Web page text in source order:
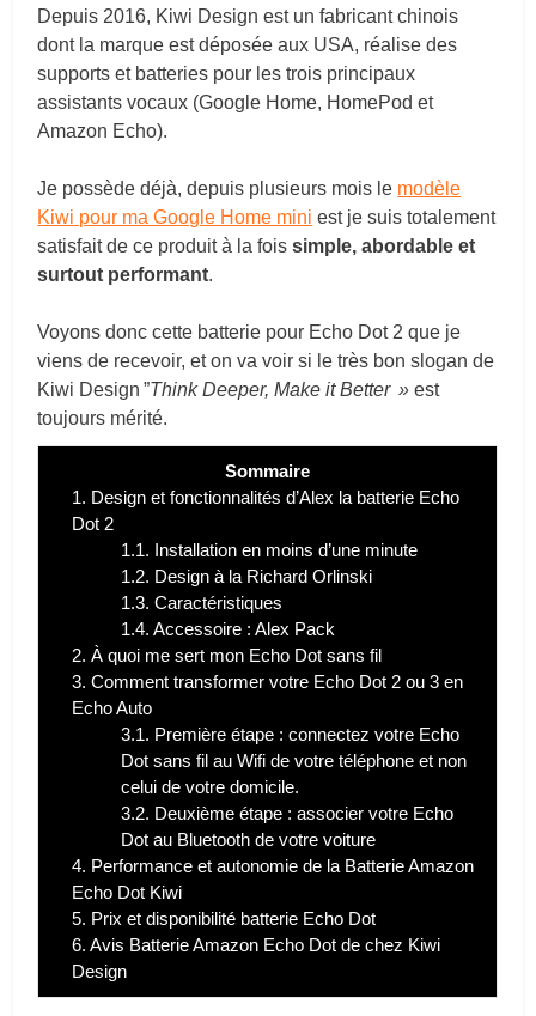
Depuis 2016, Kiwi Design est un fabricant chinois
dont la marque est déposée aux USA, réalise des
supports et batteries pour les trois principaux
assistants vocaux (Google Home, HomePod et
Amazon Echo).
Je possède déjà, depuis plusieurs mois le modèle
Kiwi pour ma Google Home mini est je suis totalement
satisfait de ce produit à la foissimple, abordable et
surtout performant.
Voyons donc cette batterie pour Echo Dot 2 que je
viens de recevoir, et on va voir si le très bon slogan de
Kiwi Design ”Think Deeper, Make it Better » est
toujours mérité.
Sommaire
1. Design et fonctionnalités d’Alex la batterie Echo
Dot 2
1.1. Installation en moins d’une minute
1.2. Design à la Richard Orlinski
1.3. Caractéristiques
1.4. Accessoire : Alex Pack
2. À quoi me sert mon Echo Dot sans fil
3. Comment transformer votre Echo Dot 2 ou 3 en
Echo Auto
3.1. Première étape : connectez votre Echo
Dot sans fil au Wifi de votre téléphone et non
celui de votre domicile.
3.2. Deuxième étape : associer votre Echo
Dot au Bluetooth de votre voiture
4. Performance et autonomie de la Batterie Amazon
Echo Dot Kiwi
5. Prix et disponibilité batterie Echo Dot
6. Avis Batterie Amazon Echo Dot de chez Kiwi
Design